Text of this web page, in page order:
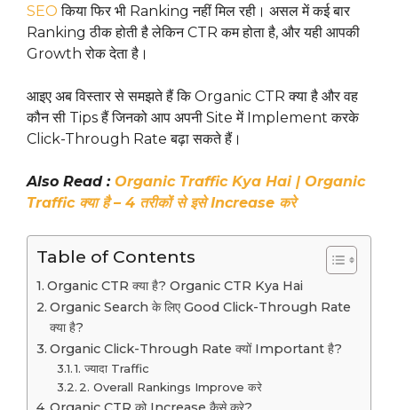
SEOकिया फिर भी Ranking नहीं मिल रही। असल में कई बार
Ranking ठीक होती है लेकिन CTR कम होता है, और यही आपकी
Growth रोक देता है।
आइए अब विस्तार से समझते हैं कि Organic CTR क्या है और वह
कौन सी Tips हैं जिनको आप अपनी Site में Implement करके
Click-Through Rate बढ़ा सकते हैं।
Also Read : Organic Traffic Kya Hai | Organic
Traffic क्या है – 4 तरीकों से इसे Increase करे
Table of Contents
Organic CTR क्या है? Organic CTR Kya Hai
Organic Search के लिए Good Click-Through Rate
क्या है?
Organic Click-Through Rate क्यों Important है?
1. ज्यादा Traffic
2. Overall Rankings Improve करे